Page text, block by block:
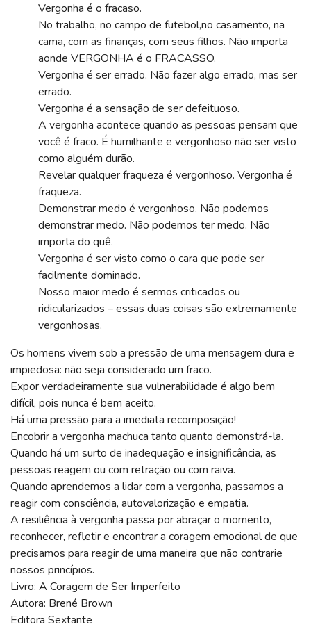
Vergonha é o fracaso.
No trabalho, no campo de futebol,no casamento, na
cama, com as finanças, com seus filhos. Não importa
aonde VERGONHA é o FRACASSO.
Vergonha é ser errado. Não fazer algo errado, mas ser
errado.
Vergonha é a sensação de ser defeituoso.
A vergonha acontece quando as pessoas pensam que
você é fraco. É humilhante e vergonhoso não ser visto
como alguém durão.
Revelar qualquer fraqueza é vergonhoso. Vergonha é
fraqueza.
Demonstrar medo é vergonhoso. Não podemos
demonstrar medo. Não podemos ter medo. Não
importa do quê.
Vergonha é ser visto como o cara que pode ser
facilmente dominado.
Nosso maior medo é sermos criticados ou
ridicularizados – essas duas coisas são extremamente
vergonhosas.
Os homens vivem sob a pressão de uma mensagem dura e
impiedosa: não seja considerado um fraco.
Expor verdadeiramente sua vulnerabilidade é algo bem
difícil, pois nunca é bem aceito.
Há uma pressão para a imediata recomposição!
Encobrir a vergonha machuca tanto quanto demonstrá-la.
Quando há um surto de inadequação e insignificância, as
pessoas reagem ou com retração ou com raiva.
Quando aprendemos a lidar com a vergonha, passamos a
reagir com consciência, autovalorização e empatia.
A resiliência à vergonha passa por abraçar o momento,
reconhecer, refletir e encontrar a coragem emocional de que
precisamos para reagir de uma maneira que não contrarie
nossos princípios.
Livro: A Coragem de Ser Imperfeito
Autora: Brené Brown
Editora Sextante